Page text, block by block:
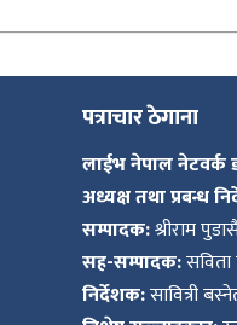
पत्राचार ठेगाना
लाईभ नेपाल
अध्यक्ष तथा प्रबन्ध
सम्पादक:श्रीराम
सह-सम्पादक:सविता
निर्देशक:सावित्री